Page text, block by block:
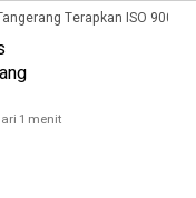
Terapkan ISO
1 menit